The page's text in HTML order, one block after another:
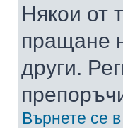
Някои от
пращане
други.
Върнете се